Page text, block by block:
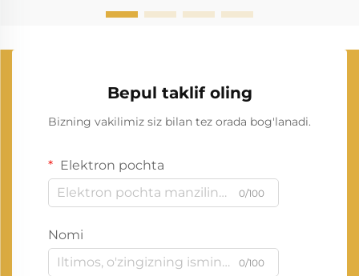
Bepul taklif oling
Bizning vakilimiz siz bilan tez orada bog'lanadi.
Elektron pochta
0/100
Nomi
0/100